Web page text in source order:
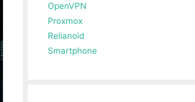
OpenVPN
Proxmox
Relianoid
Smartphone